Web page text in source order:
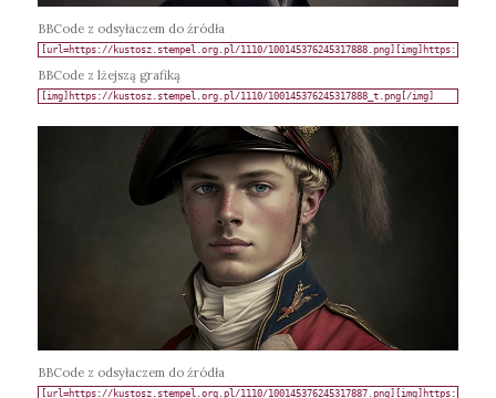
BBCode z odsyłaczem do źródła
BBCode z lżejszą grafiką
BBCode z odsyłaczem do źródła